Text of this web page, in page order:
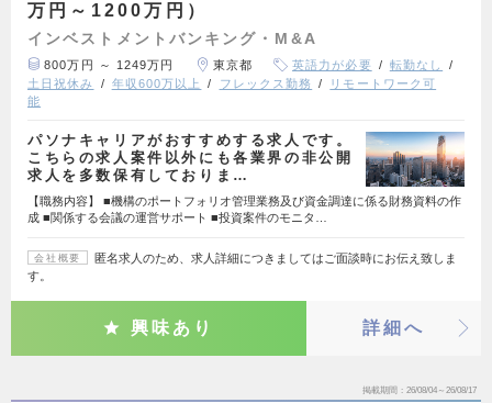
万円～1200万円）
インベストメントバンキング・M&A
800万円 ～ 1249万円 東京都 英語力が必要
転勤なし
土日祝休み
年収600万以上 フレックス勤務
リモートワーク可
能
パソナキャリアがおすすめする求人です。
こちらの求人案件以外にも各業界の非公開
求人を多数保有しておりま…
【職務内容】 ■機構のポートフォリオ管理業務及び資金調達に係る財務資料の作
成 ■関係する会議の運営サポート ■投資案件のモニタ…
会社概要
匿名求人のため、求人詳細につきましてはご面談時にお伝え致しま
す。
興味あり 詳細へ
掲載期間 26/08/04～26/08/17